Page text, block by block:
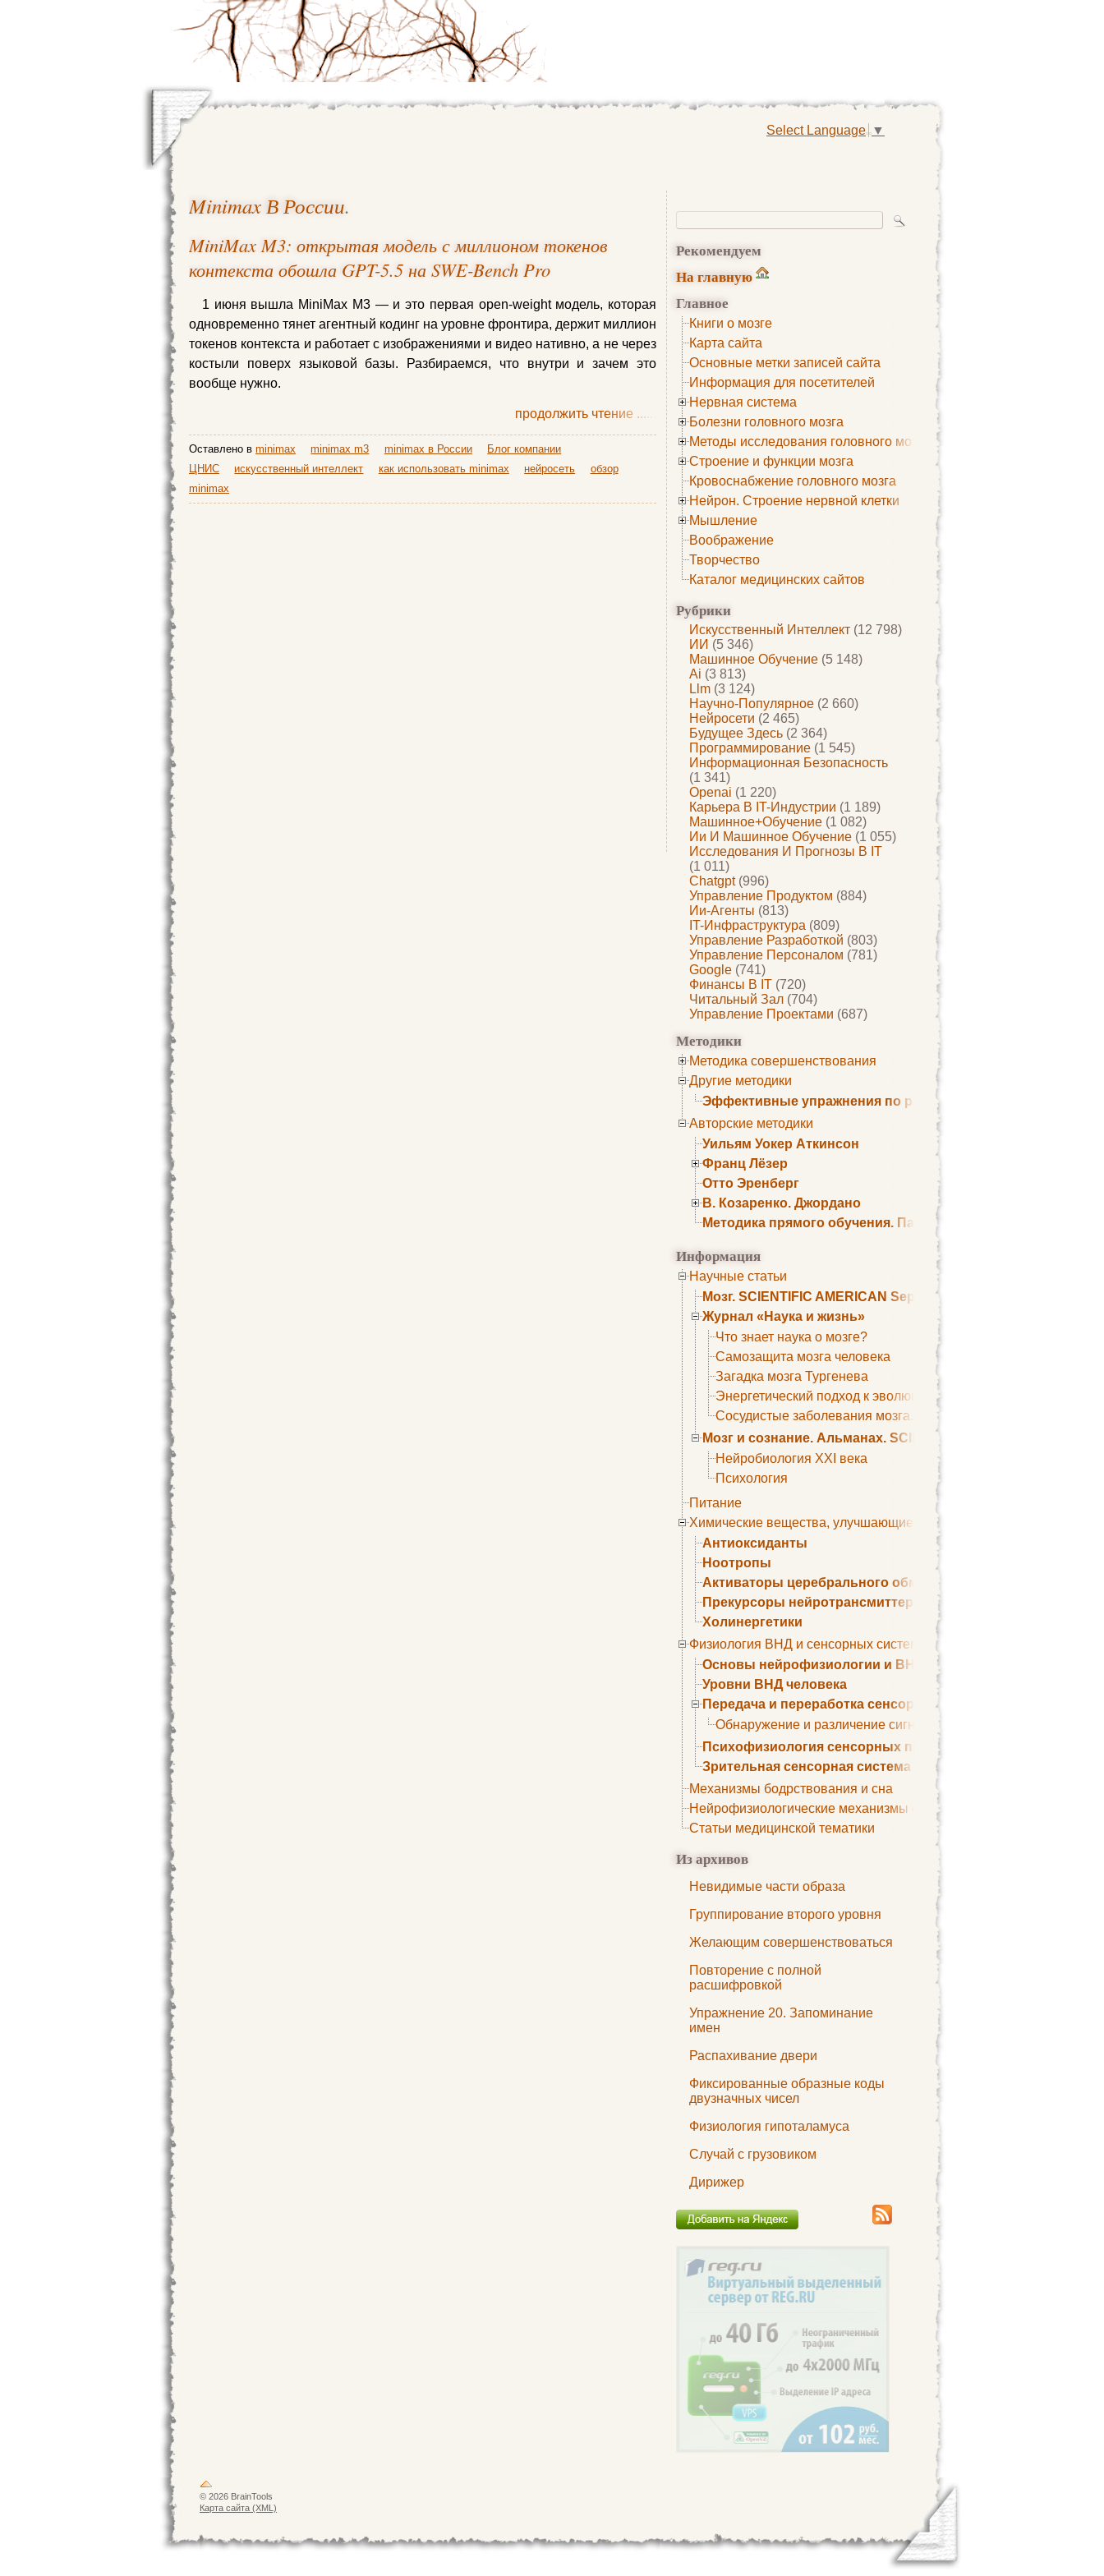
Select Language ▼
Рекомендуем
На главную
Главное
Книги о мозге
Карта сайта
Основные метки записей сайта
Информация для посетителей
Нервная система
Болезни головного мозга
Методы исследования головного мозга
Строение и функции мозга
Кровоснабжение головного мозга
Нейрон. Строение нервной клетки
Мышление
Воображение
Творчество
Каталог медицинских сайтов
Рубрики
Искусственный Интеллект (12 798)
ИИ (5 346)
Машинное Обучение (5 148)
Ai (3 813)
Llm (3 124)
Научно-Популярное (2 660)
Нейросети (2 465)
Будущее Здесь (2 364)
Программирование (1 545)
Информационная Безопасность
(1 341)
Openai (1 220)
Карьера В IT-Индустрии (1 189)
Машинное+обучение (1 082)
Ии И Машинное Обучение (1 055)
Исследования И Прогнозы В IT
(1 011)
Chatgpt(996)
Управление Продуктом (884)
Ии-Агенты (813)
IT-Инфраструктура (809)
Управление Разработкой (803)
Управление Персоналом (781)
Google (741)
Финансы В IT (720)
Читальный Зал (704)
Управление Проектами (687)
Методики
Методика совершенствования
Другие методики
Эффективные упражнения по развитию памяти
Авторские методики
Уильям Уокер Аткинсон
Франц Лёзер
Отто Эренберг
В. Козаренко. Джордано
Методика прямого обучения. Пауль Шелли
Информация
Научные статьи
Мозг. SCIENTIFIC AMERICAN September 1979
Журнал «Наука и жизнь»
Что знает наука о мозге?
Самозащита мозга человека
Загадка мозга Тургенева
Энергетический подход к эволюции мозга
Сосудистые заболевания мозга. Все может начаться с
Мозг и сознание. Альманах. SCIENTIFIC AMERICAN
Нейробиология XXI века
Психология
Питание
Химические вещества, улучшающие умственные способности
Антиоксиданты
Ноотропы
Активаторы церебрального обмена веществ
Прекурсоры нейротрансмиттеров
Холинергетики
Физиология ВНД и сенсорных систем
Основы нейрофизиологии и ВНД
Уровни ВНД человека
Передача и переработка сенсорных сигналов
Обнаружение и различение сигналов. Сенсорная рецепция
Психофизиология сенсорных процессов
Зрительная сенсорная система
Механизмы бодрствования и сна
Нейрофизиологические механизмы сна
Статьи медицинской тематики
Из архивов
Невидимые части образа
Группирование второго уровня
Желающим совершенствоваться
Повторение с полной
расшифровкой
Упражнение 20. Запоминание
имен
Распахивание двери
Фиксированные образные коды
двузначных чисел
Физиология гипоталамуса
Случай с грузовиком
Дирижер
Minimax В России.
MiniMax M3: открытая модель с миллионом токенов
контекста обошла GPT-5.5 на SWE-Bench Pro
1 июня вышла MiniMax M3 — и это первая open-weight модель, которая
одновременно тянет агентный кодинг на уровне фронтира, держит миллион
токенов контекста и работает с изображениями и видео нативно, а не через
костыли поверх языковой базы. Разбираемся, что внутри и зачем это
вообще нужно.
продолжить чтение ......
Оставлено в minimax minimax m3 minimax в России
Блог компании
ЦНИС
искусственный интеллект как использовать minimax нейросеть
обзор
minimax
© 2026 BrainTools
Карта сайта (XML)